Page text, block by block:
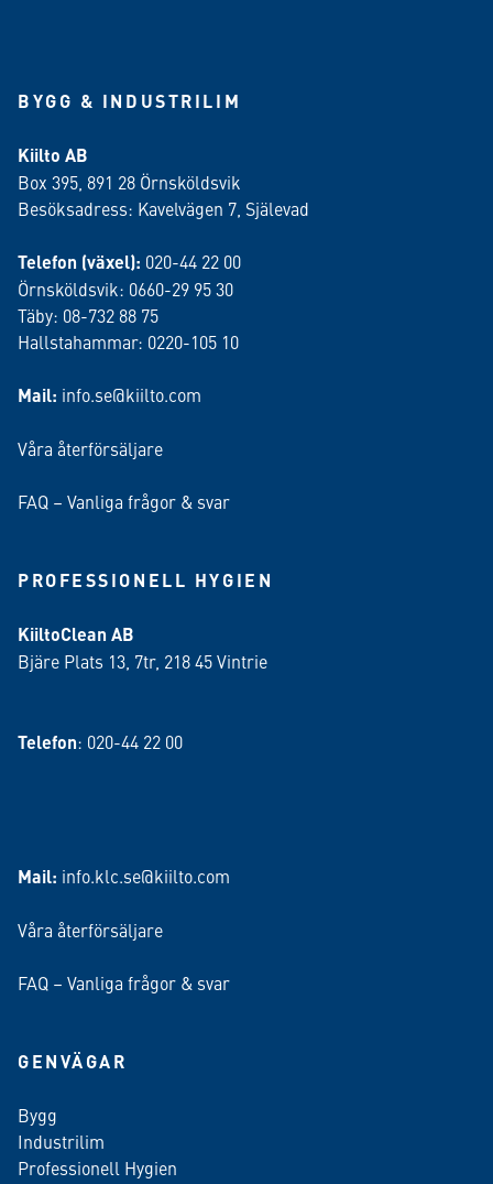
BYGG & INDUSTRILIM
Kiilto AB
Box 395, 891 28 Örnsköldsvik
Besöksadress: Kavelvägen 7, Själevad
Telefon (växel): 020-44 22 00
Örnsköldsvik: 0660-29 95 30
Täby: 08-732 88 75
Hallstahammar: 0220-105 10
Mail: info.se@kiilto.com
Våra återförsäljare
FAQ – Vanliga frågor & svar
PROFESSIONELL HYGIEN
KiiltoClean AB
Bjäre Plats 13, 7tr, 218 45 Vintrie
Telefon: 020-44 22 00
Mail: info.klc.se@kiilto.com
Våra återförsäljare
FAQ – Vanliga frågor & svar
GENVÄGAR
Bygg
Industrilim
Professionell Hygien